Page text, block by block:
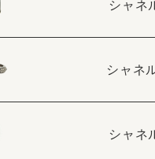
シャネ
シャネ
シャネ